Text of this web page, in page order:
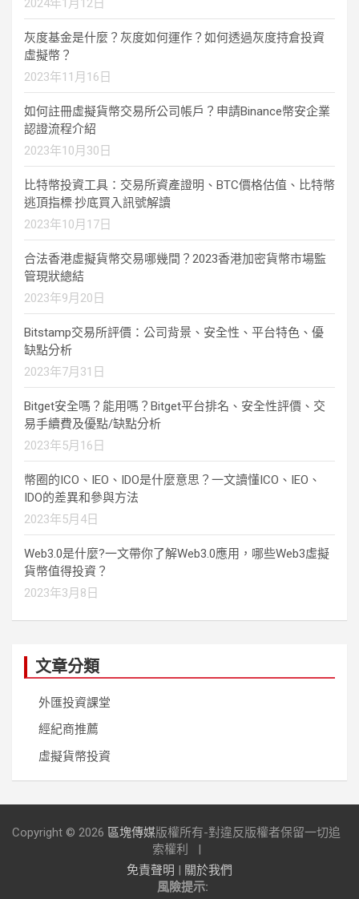
2024年1月12日
灰度基金是什麼？灰度如何運作？如何透過灰度持倉投資
虛擬幣？
2023年11月16日
如何註冊虛擬貨幣交易所公司帳戶？申請Binance幣安企業
認證流程介紹
2023年10月30日
比特幣投資工具：交易所資產證明、BTC價格估值、比特幣
逃頂指標·抄底買入訊號解讀
2023年10月17日
合法香港虛擬貨幣交易哪幾間？2023香港加密貨幣市場監
管現狀總結
2023年9月20日
Bitstamp交易所評價：公司背景、安全性、平台特色、優
缺點分析
2023年7月31日
Bitget安全嗎？能用嗎？Bitget平台排名、安全性評價、交
易手續費及優點/缺點分析
2023年5月16日
幣圈的ICO、IEO、IDO是什麼意思？一文讀懂ICO、IEO、
IDO的差異和參與方法
2023年5月4日
Web3.0是什麼?一文帶你了解Web3.0應用，哪些Web3虛擬
貨幣值得投資？
2023年3月8日
文章分類
外匯投資課堂
經紀商推薦
虛擬貨幣投資
Copyright © 2026 區塊傳媒版權所有-對違反版權者保留一切追
索權利
免責聲明 | 關於我們
風險提示: